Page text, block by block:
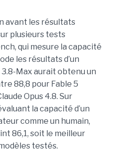
avant les résultats
plusieurs tests
qui mesure la capacité
les résultats d’un
Max aurait obtenu un
88,8 pour Fable 5
Opus 4.8. Sur
la capacité d’un
comme un humain,
86,1, soit le meilleur
testés.